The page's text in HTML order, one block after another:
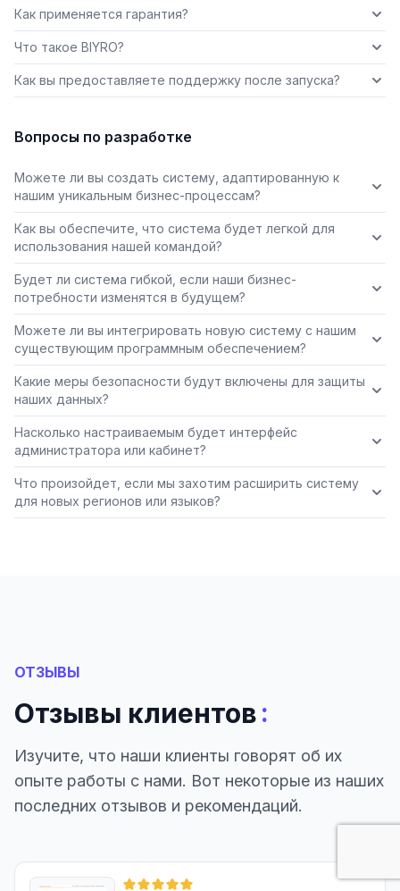
Как применяется гарантия?
Что такое BIYRO?
Как вы предоставляете поддержку после запуска?
Вопросы по разработке
Можете ли вы создать систему, адаптированную к
нашим уникальным бизнес-процессам?
Как вы обеспечите, что система будет легкой для
использования нашей командой?
Будет ли система гибкой, если наши бизнес-
потребности изменятся в будущем?
Можете ли вы интегрировать новую систему с нашим
существующим программным обеспечением?
Какие меры безопасности будут включены для защиты
наших данных?
Насколько настраиваемым будет интерфейс
администратора или кабинет?
Что произойдет, если мы захотим расширить систему
для новых регионов или языков?
ОТЗЫВЫ
Отзывы клиентов:
Изучите, что наши клиенты говорят об их
опыте работы с нами. Вот некоторые из наших
последних отзывов и рекомендаций.